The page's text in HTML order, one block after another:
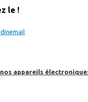
appareils
le !
email